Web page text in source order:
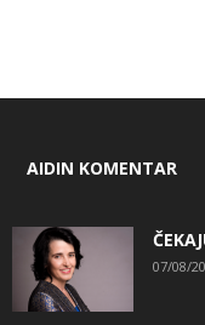
AIDIN KOMENTAR
07/08/